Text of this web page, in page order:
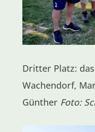
Dritter Platz:
Wachendorf,
Günther Foto: